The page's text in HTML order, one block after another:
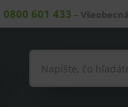
0800 601 433 –